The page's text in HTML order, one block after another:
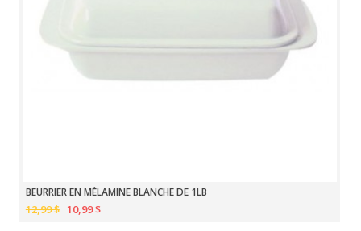
BEURRIER EN MÉLAMINE BLANCHE DE 1LB
12,99 $ 10,99 $